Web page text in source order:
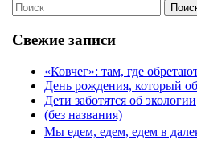
Свежие записи
«Ковчег»: там, где
День рождения, который
Дети заботятся об экологии
(без названия)
Мы едем, едем, едем в